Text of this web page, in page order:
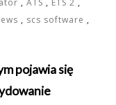
, scs software ,
pojawia się